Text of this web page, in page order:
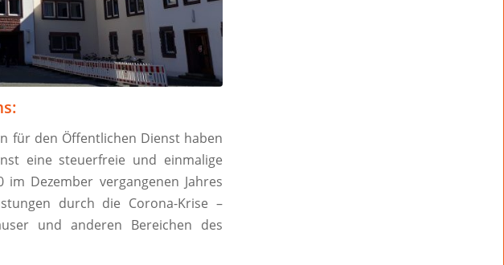
für den Öffentlichen Dienst haben
eine steuerfreie und einmalige
Dezember vergangenen Jahres
durch die Corona-Krise –
und anderen Bereichen des